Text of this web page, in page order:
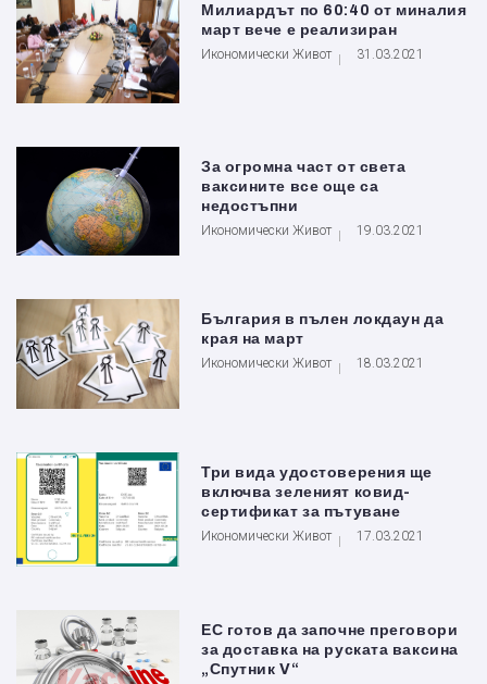
Милиардът по 60:40 от миналия
март вече е реализиран
Икономически Живот 31.03.2021
За огромна част от света
ваксините все още са
недостъпни
Икономически Живот 19.03.2021
България в пълен локдаун да
края на март
Икономически Живот 18.03.2021
Три вида удостоверения ще
включва зеленият ковид-
сертификат за пътуване
Икономически Живот 17.03.2021
ЕС готов да започне преговори
за доставка на руската ваксина
„Спутник V“